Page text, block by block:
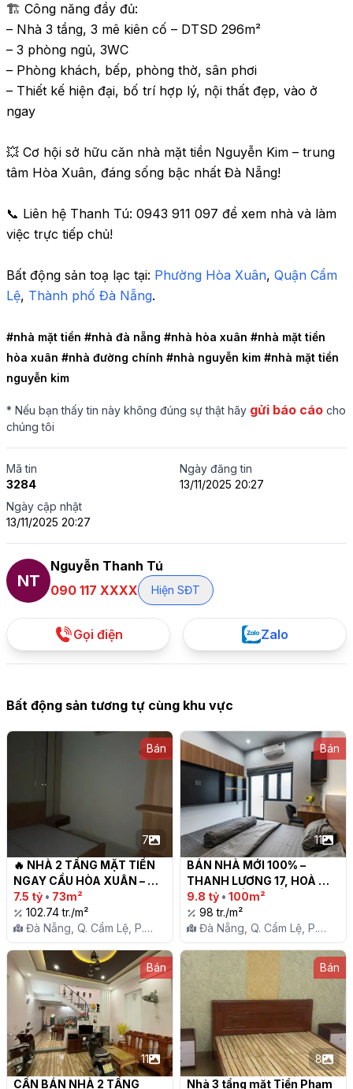
🏗 Công năng đầy đủ:
– Nhà 3 tầng, 3 mê kiên cố – DTSD 296m²
– 3 phòng ngủ, 3WC
– Phòng khách, bếp, phòng thờ, sân phơi
– Thiết kế hiện đại, bố trí hợp lý, nội thất đẹp, vào ở
ngay
💥 Cơ hội sở hữu căn nhà mặt tiền Nguyễn Kim – trung
tâm Hòa Xuân, đáng sống bậc nhất Đà Nẵng!
📞 Liên hệ Thanh Tú: 0943 911 097 để xem nhà và làm
việc trực tiếp chủ!
Bất động sản toạ lạc tại: Phường Hòa Xuân, Quận Cẩm
Lệ, Thành phố Đà Nẵng.
#nhà mặt tiền #nhà đà nẵng #nhà hòa xuân #nhà mặt tiền
hòa xuân #nhà đường chính #nhà nguyễn kim #nhà mặt tiền
nguyễn kim
* Nếu bạn thấy tin này không đúng sự thật hãy gửi báo cáo cho
chúng tôi
Mã tin
3284
Ngày đăng tin
13/11/2025 20:27
Ngày cập nhật
13/11/2025 20:27
NT
Nguyễn Thanh Tú
090 117 XXXX
Hiện SĐT
Gọi điện Zalo
Bất động sản tương tự cùng khu vực
Bán
7
🔥 NHÀ 2 TẦNG MẶT TIỀN
NGAY CẦU HÒA XUÂN –
GIÁ 7,X TỶ 🔥
7.5 tỷ • 73m²
102.74 tr./m²
Đà Nẵng, Q. Cẩm Lệ, P.
Hòa Xuân
Bán
11
BÁN NHÀ MỚI 100% –
THANH LƯƠNG 17, HOÀ
XUÂN – ĐẲNG CẤP & TIỆN
NGHI
9.8 tỷ • 100m²
98 tr./m²
Đà Nẵng, Q. Cẩm Lệ, P.
Hòa Xuân
Bán
11
CẦN BÁN NHÀ 2 TẦNG
Bán
8
Nhà 3 tầng mặt Tiền Phạm